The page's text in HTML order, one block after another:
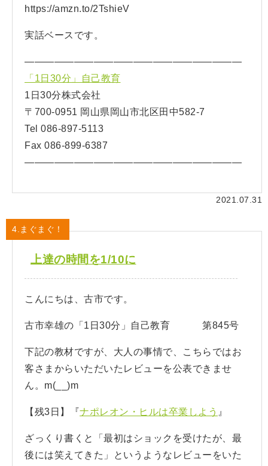
https://amzn.to/2TshieV
実話ベースです。
——————————————————————
「1日30分」自己教育
1日30分株式会社
〒700-0951 岡山県岡山市北区田中582-7
Tel 086-897-5113
Fax 086-899-6387
——————————————————————
2021.07.31
4.まぐまぐ！
上達の時間を1/10に
こんにちは、古市です。
古市幸雄の「1日30分」自己教育 第845号
下記の教材ですが、大人の事情で、こちらではお
客さまからいただいたレビューを公表できませ
ん。m(__)m
【残3日】『ナポレオン・ヒルは卒業しよう 』
ざっくり書くと「最初はショックを受けたが、最
後には笑えてきた」というようなレビューをいた